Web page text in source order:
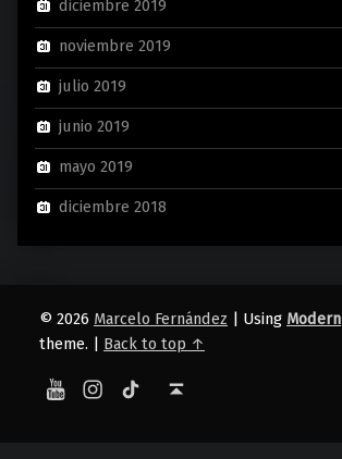
diciembre 2019
noviembre 2019
julio 2019
junio 2019
mayo 2019
diciembre 2018
© 2026 Marcelo Fernández Using Modern
theme.
Back to top ↑